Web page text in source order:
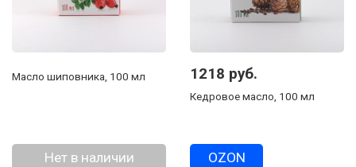
Масло шиповника, 100 мл
Нет в наличии
1218 руб.
Кедровое масло, 100 мл
OZON